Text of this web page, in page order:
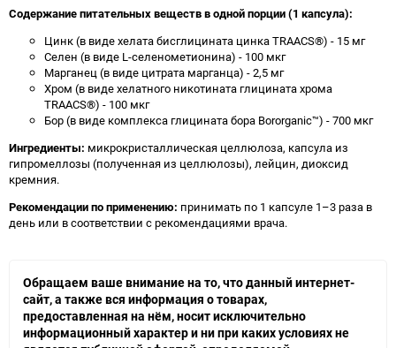
Содержание питательных веществ в одной порции (1 капсула):
Цинк (в виде хелата бисглицината цинка TRAACS®) - 15 мг
Селен (в виде L-селенометионина) - 100 мкг
Марганец (в виде цитрата марганца) - 2,5 мг
Хром (в виде хелатного никотината глицината хрома
TRAACS®) - 100 мкг
Бор (в виде комплекса глицината бора Bororganic™) - 700 мкг
Ингредиенты: микрокристаллическая целлюлоза, капсула из
гипромеллозы (полученная из целлюлозы), лейцин, диоксид
кремния.
Рекомендации по применению: принимать по 1 капсуле 1–3 раза в
день или в соответствии с рекомендациями врача.
Обращаем ваше внимание на то, что данный интернет-
сайт, а также вся информация о товарах,
предоставленная на нём, носит исключительно
информационный характер и ни при каких условиях не